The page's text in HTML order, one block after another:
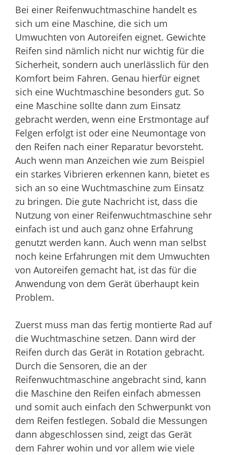
Bei einer Reifenwuchtmaschine handelt es
sich um eine Maschine, die sich um
Umwuchten von Autoreifen eignet. Gewichte
Reifen sind nämlich nicht nur wichtig für die
Sicherheit, sondern auch unerlässlich für den
Komfort beim Fahren. Genau hierfür eignet
sich eine Wuchtmaschine besonders gut. So
eine Maschine sollte dann zum Einsatz
gebracht werden, wenn eine Erstmontage auf
Felgen erfolgt ist oder eine Neumontage von
den Reifen nach einer Reparatur bevorsteht.
Auch wenn man Anzeichen wie zum Beispiel
ein starkes Vibrieren erkennen kann, bietet es
sich an so eine Wuchtmaschine zum Einsatz
zu bringen. Die gute Nachricht ist, dass die
Nutzung von einer Reifenwuchtmaschine sehr
einfach ist und auch ganz ohne Erfahrung
genutzt werden kann. Auch wenn man selbst
noch keine Erfahrungen mit dem Umwuchten
von Autoreifen gemacht hat, ist das für die
Anwendung von dem Gerät überhaupt kein
Problem.
Zuerst muss man das fertig montierte Rad auf
die Wuchtmaschine setzen. Dann wird der
Reifen durch das Gerät in Rotation gebracht.
Durch die Sensoren, die an der
Reifenwuchtmaschine angebracht sind, kann
die Maschine den Reifen einfach abmessen
und somit auch einfach den Schwerpunkt von
dem Reifen festlegen. Sobald die Messungen
dann abgeschlossen sind, zeigt das Gerät
dem Fahrer wohin und vor allem wie viele